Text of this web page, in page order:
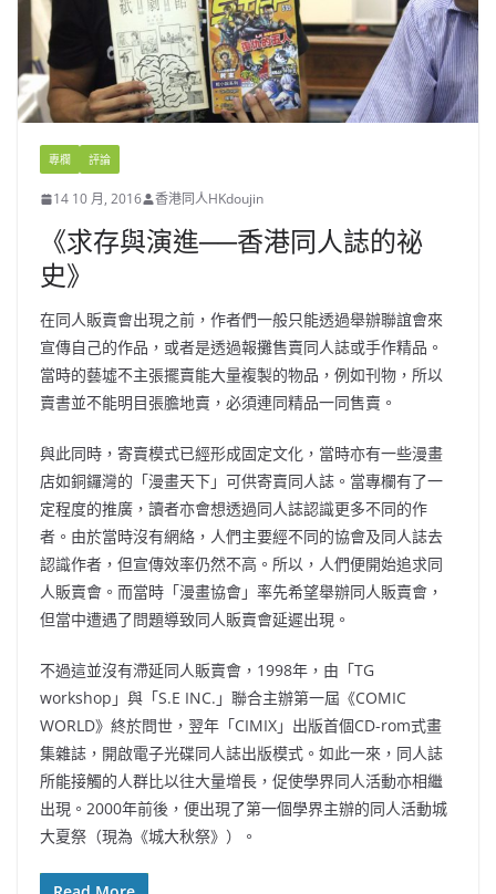
專欄 評論
14 10 月, 2016 香港同人HKdoujin
《求存與演進──香港同人誌的祕
史》
在同人販賣會出現之前，作者們一般只能透過舉辦聯誼會來
宣傳自己的作品，或者是透過報攤售賣同人誌或手作精品。
當時的藝墟不主張擺賣能大量複製的物品，例如刊物，所以
賣書並不能明目張膽地賣，必須連同精品一同售賣。
與此同時，寄賣模式已經形成固定文化，當時亦有一些漫畫
店如銅鑼灣的「漫畫天下」可供寄賣同人誌。當專欄有了一
定程度的推廣，讀者亦會想透過同人誌認識更多不同的作
者。由於當時沒有網絡，人們主要經不同的協會及同人誌去
認識作者，但宣傳效率仍然不高。所以，人們便開始追求同
人販賣會。而當時「漫畫協會」率先希望舉辦同人販賣會，
但當中遭遇了問題導致同人販賣會延遲出現。
不過這並沒有滯延同人販賣會，1998年，由「TG
workshop」與「S.E INC.」聯合主辦第一屆《COMIC
WORLD》終於問世，翌年「CIMIX」出版首個CD-rom式畫
集雜誌，開啟電子光碟同人誌出版模式。如此一來，同人誌
所能接觸的人群比以往大量增長，促使學界同人活動亦相繼
出現。2000年前後，便出現了第一個學界主辦的同人活動城
大夏祭（現為《城大秋祭》）。